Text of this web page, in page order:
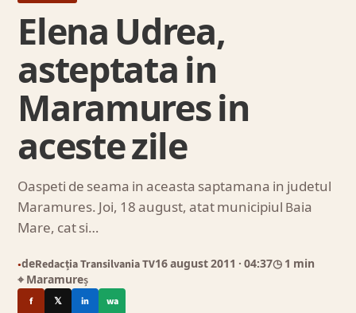
Elena Udrea,
asteptata in
Maramures in
aceste zile
Oaspeti de seama in aceasta saptamana in judetul
Maramures. Joi, 18 august, atat municipiul Baia
Mare, cat si…
●deRedacția Transilvania TV16 august 2011 · 04:37◷ 1 min
⌖ Maramureș
f 𝕏 in wa